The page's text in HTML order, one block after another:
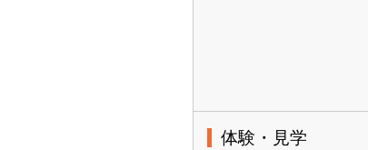
体験・見学